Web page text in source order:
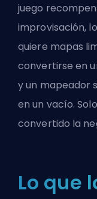
juego
improvisación,
quiere mapas
convertirse en
y un mapeador
en un vacío.
convertido la
Lo que